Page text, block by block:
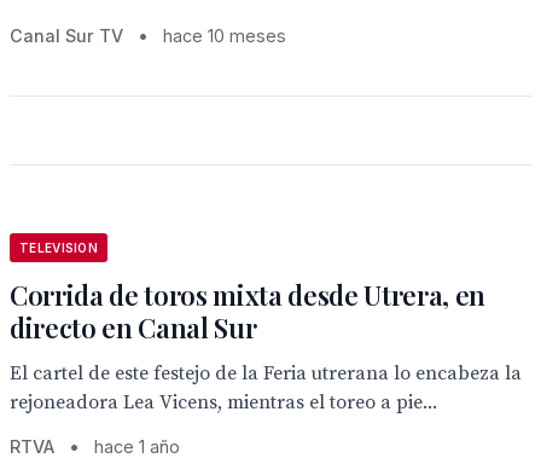
Canal Sur TV • hace 10 meses
TELEVISION
Corrida de toros mixta desde Utrera, en
directo en Canal Sur
El cartel de este festejo de la Feria utrerana lo encabeza la
rejoneadora Lea Vicens, mientras el toreo a pie...
RTVA • hace 1 año